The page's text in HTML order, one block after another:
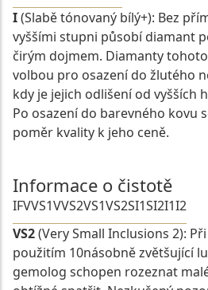
I(Slabě tónovaný bílý+): Bez
vyššími stupni působí diamant
čirým dojmem. Diamanty
volbou pro osazení do žlutého
kdy je jejich odlišení od vyšších
Po osazení do barevného kovu
poměr kvality k jeho ceně.
Informace o čistotě
IFVVS1VVS2VS1VS2SI1SI2I1I2
VS2(Very Small Inclusions 2):
použitím 10násobně zvětšující
gemolog schopen rozeznat